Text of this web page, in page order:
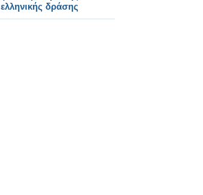
ελληνικής δράσης
του!